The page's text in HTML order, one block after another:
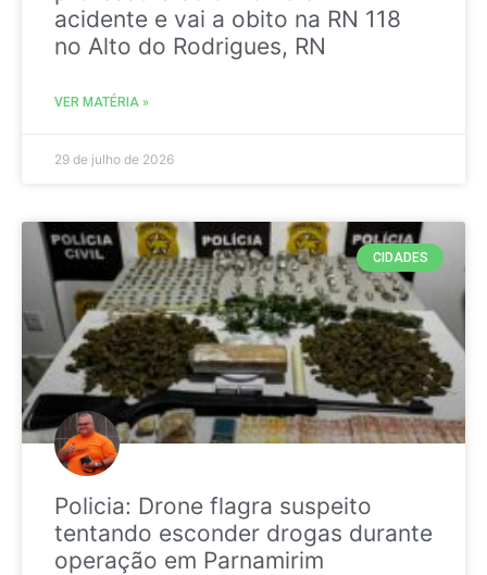
acidente e vai a obito na RN 118
no Alto do Rodrigues, RN
VER MATÉRIA »
29 de julho de 2026
CIDADES
Policia: Drone flagra suspeito
tentando esconder drogas durante
operação em Parnamirim